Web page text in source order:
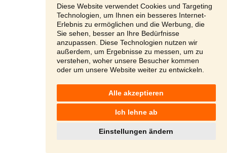
Diese Website verwendet Cookies und Targeting
Technologien, um Ihnen ein besseres Internet-
Erlebnis zu ermöglichen und die Werbung, die
Sie sehen, besser an Ihre Bedürfnisse
anzupassen. Diese Technologien nutzen wir
außerdem, um Ergebnisse zu messen, um zu
verstehen, woher unsere Besucher kommen
oder um unsere Website weiter zu entwickeln.
Alle akzeptieren
Ich lehne ab
Einstellungen ändern